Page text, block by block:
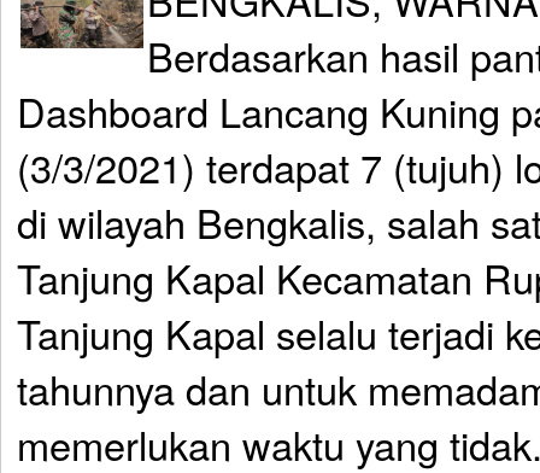
Berdasarkan hasil
Dashboard Lancang Kuning
(3/3/2021) terdapat 7 (tujuh)
di wilayah Bengkalis, salah
Tanjung Kapal Kecamatan
Tanjung Kapal selalu terjadi
tahunnya dan untuk
memerlukan waktu yang